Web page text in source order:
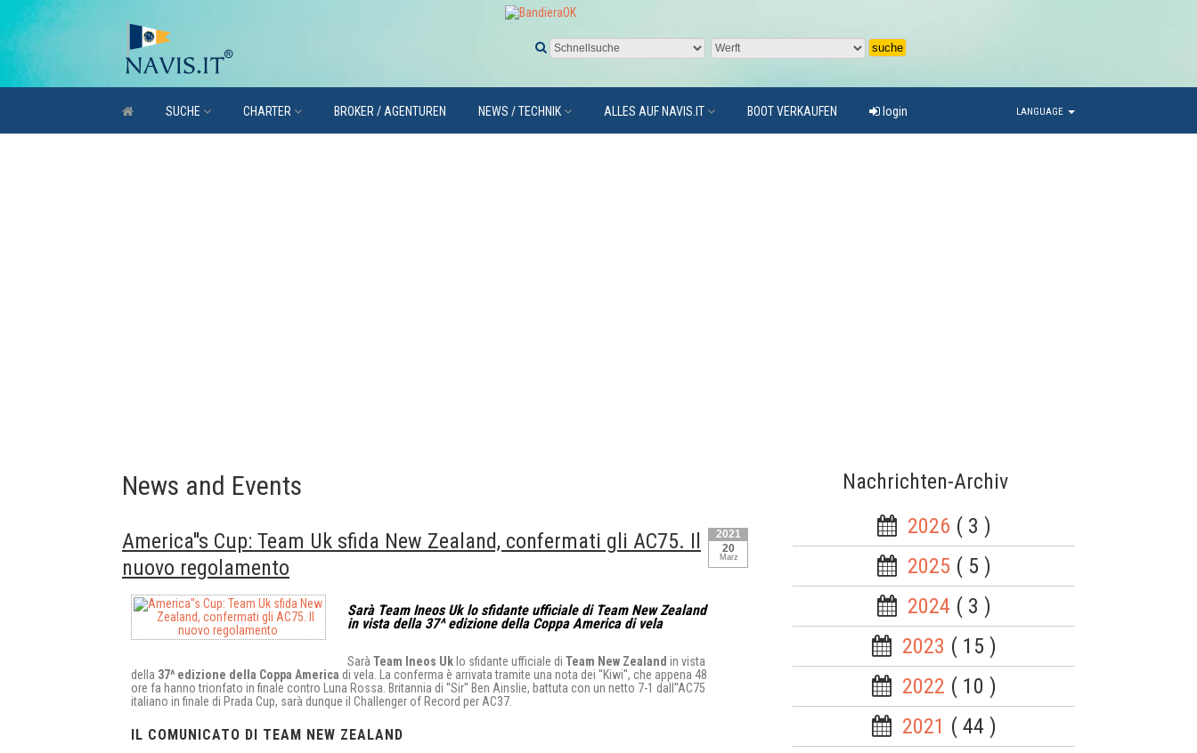
LANGUAGE
SUCHE CHARTER BROKER / AGENTUREN NEWS / TECHNIK ALLES AUF NAVIS.IT BOOT VERKAUFEN login
News and Events
2021
20
Marz
America''s Cup: Team Uk sfida New Zealand, confermati gli AC75. Il
nuovo regolamento
Sarà Team Ineos Uk lo sfidante ufficiale di Team New Zealand
in vista della 37^ edizione della Coppa America di vela
Sarà Team Ineos Uk lo sfidante ufficiale di Team New Zealand in vista
della 37^ edizione della Coppa America di vela. La conferma è arrivata tramite una nota dei ''Kiwi'', che appena 48
ore fa hanno trionfato in finale contro Luna Rossa. Britannia di ''Sir'' Ben Ainslie, battuta con un netto 7-1 dall''AC75
italiano in finale di Prada Cup, sarà dunque il Challenger of Record per AC37.
IL COMUNICATO DI TEAM NEW ZEALAND
Nachrichten-Archiv
2026 ( 3 )
2025 ( 5 )
2024 ( 3 )
2023 ( 15 )
2022 ( 10 )
2021 ( 44 )